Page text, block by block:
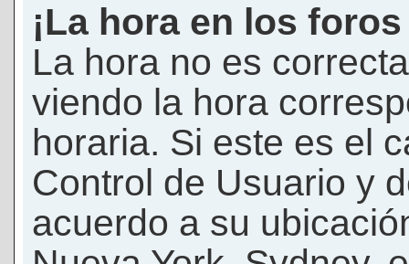
¡La hora en los
La hora no es
viendo la hora
horaria. Si este es el
Control de Usuario y
acuerdo a su